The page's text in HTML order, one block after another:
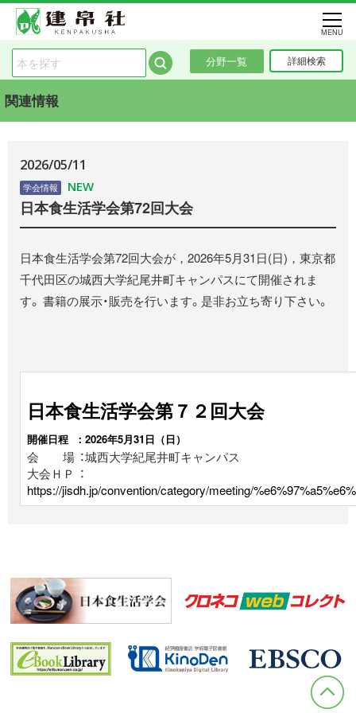
分野一覧 詳細検索
MENU
関連情報
2026/05/11
学会情報 NEW
日本食生活学会第72回大会
日本食生活学会第72回大会が，2026年5月31日(日)，東京都
千代田区の城西大学紀尾井町キャンパスにて開催されま
す。 書籍の展示・販売を行います。是非お立ち寄り下さい。
日本食生活学会第７２回大会
開催日程 ：2026年5月31日（日）
会 場 ：城西大学紀尾井町キャンパス
大会ＨＰ ：
https://jisdh.jp/convention/category/meeting/